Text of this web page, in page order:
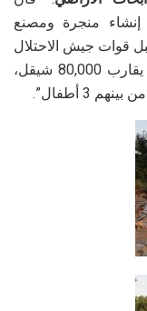
إنشاء منجرة ومصنع
قوات جيش الاحتلال
بالهدم، حيث بلغت تكلفة إنشاء المبنى ما يقارب 80,000 شيقل،